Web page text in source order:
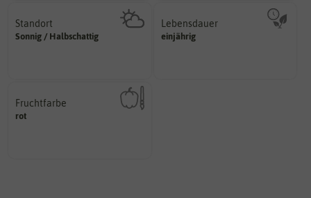
Standort
Sonnig / Halbschattig
Pflanze? (schattig, halbschattig,
sonnig, vollsonnig)
Lebensdauer
einjährig
einjährig, zweijährig oder
mehrjährig.
Fruchtfarbe
rot
sie nach dem Reifungsprozess
hat.